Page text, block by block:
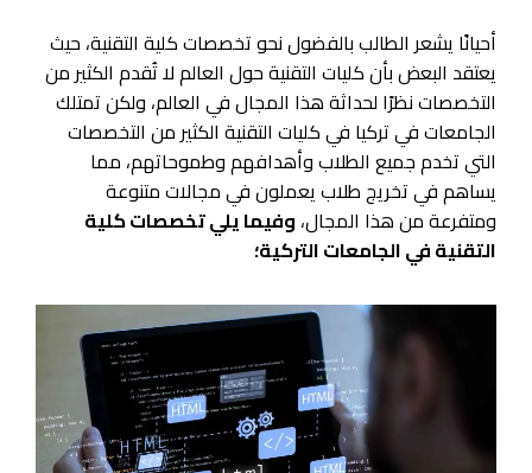
أحيانًا يشعر الطالب بالفضول نحو تخصصات كلية التقنية، حيث
يعتقد البعض بأن كليات التقنية حول العالم لا تُقدم الكثير من
التخصصات نظرًا لحداثة هذا المجال في العالم، ولكن تمتلك
الجامعات في تركيا في كليات التقنية الكثير من التخصصات
التي تخدم جميع الطلاب وأهدافهم وطموحاتهم، مما
يساهم في تخريج طلاب يعملون في مجالات متنوعة
ومتفرعة من هذا المجال، وفيما يلي تخصصات كلية
التقنية في الجامعات التركية؛